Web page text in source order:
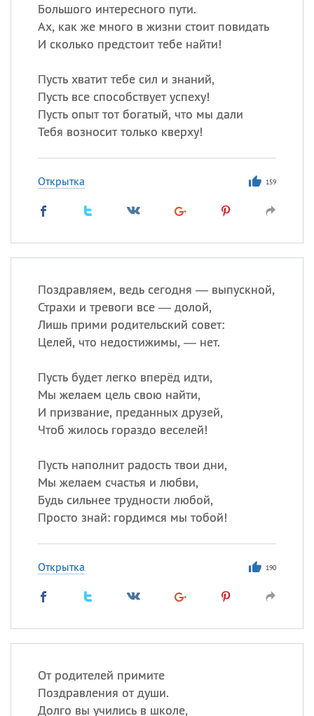
Большого интересного пути.
Ах, как же много в жизни стоит повидать
И сколько предстоит тебе найти!
Пусть хватит тебе сил и знаний,
Пусть все способствует успеху!
Пусть опыт тот богатый, что мы дали
Тебя возносит только кверху!
Открытка 159
Поздравляем, ведь сегодня — выпускной,
Страхи и тревоги все — долой,
Лишь прими родительский совет:
Целей, что недостижимы, — нет.
Пусть будет легко вперёд идти,
Мы желаем цель свою найти,
И призвание, преданных друзей,
Чтоб жилось гораздо веселей!
Пусть наполнит радость твои дни,
Мы желаем счастья и любви,
Будь сильнее трудности любой,
Просто знай: гордимся мы тобой!
Открытка 190
От родителей примите
Поздравления от души.
Долго вы учились в школе,